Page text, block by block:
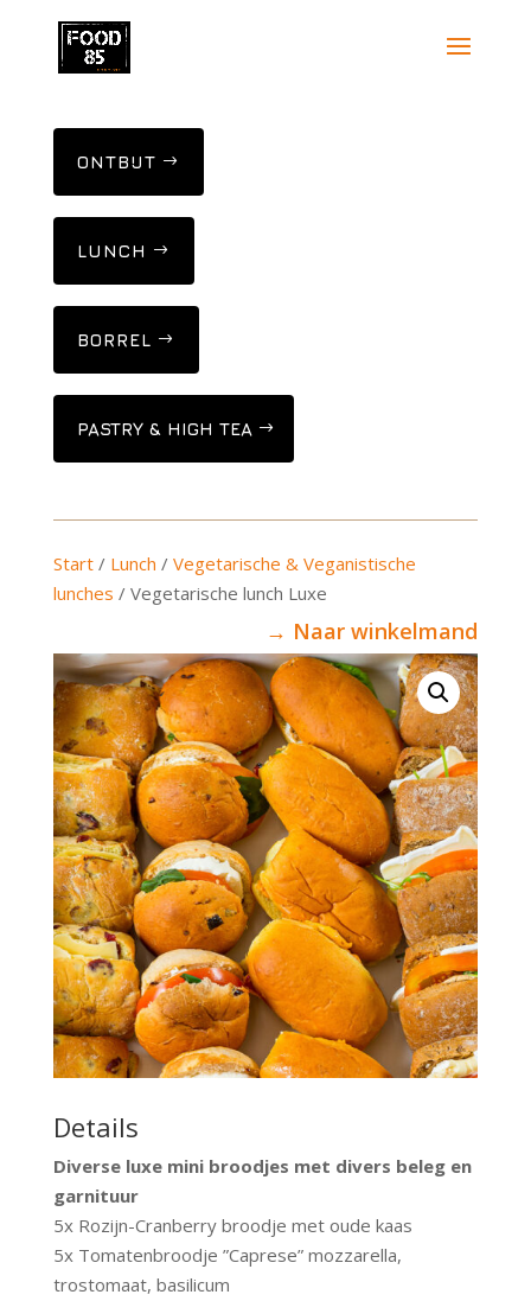
ONTBIJT
LUNCH
BORREL
PASTRY & HIGH TEA
Start/ Lunch / Vegetarische & Veganistische
lunches / Vegetarische lunch Luxe
→ Naar winkelmand
Details
Diverse luxe mini broodjes met divers beleg en
garnituur
5x Rozijn-Cranberry broodje met oude kaas
5x Tomatenbroodje ”Caprese” mozzarella,
trostomaat, basilicum